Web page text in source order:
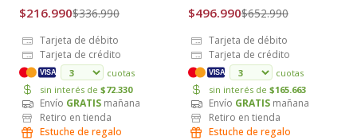
$216.990$336.990
Tarjeta de débito
Tarjeta de crédito
VISA
cuotas
sin interés de $72.330
Envío GRATIS mañana
Retiro en tienda
Estuche de regalo
$496.990$652.990
Tarjeta de débito
Tarjeta de crédito
VISA
cuotas
sin interés de $165.663
Envío GRATIS mañana
Retiro en tienda
Estuche de regalo